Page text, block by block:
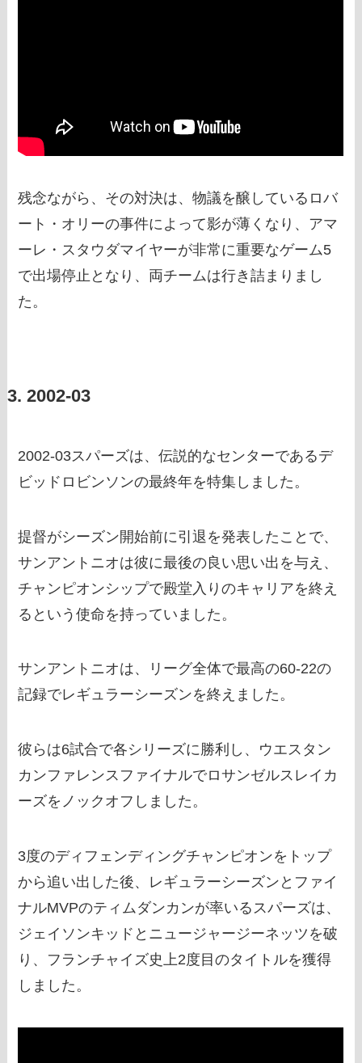
残念ながら、その対決は、物議を醸しているロバ
ート・オリーの事件によって影が薄くなり、アマ
ーレ・スタウダマイヤーが非常に重要なゲーム5
で出場停止となり、両チームは行き詰まりまし
た。
3. 2002-03
2002-03スパーズは、伝説的なセンターであるデ
ビッドロビンソンの最終年を特集しました。
提督がシーズン開始前に引退を発表したことで、
サンアントニオは彼に最後の良い思い出を与え、
チャンピオンシップで殿堂入りのキャリアを終え
るという使命を持っていました。
サンアントニオは、リーグ全体で最高の60-22の
記録でレギュラーシーズンを終えました。
彼らは6試合で各シリーズに勝利し、ウエスタン
カンファレンスファイナルでロサンゼルスレイカ
ーズをノックオフしました。
3度のディフェンディングチャンピオンをトップ
から追い出した後、レギュラーシーズンとファイ
ナルMVPのティムダンカンが率いるスパーズは、
ジェイソンキッドとニュージャージーネッツを破
り、フランチャイズ史上2度目のタイトルを獲得
しました。